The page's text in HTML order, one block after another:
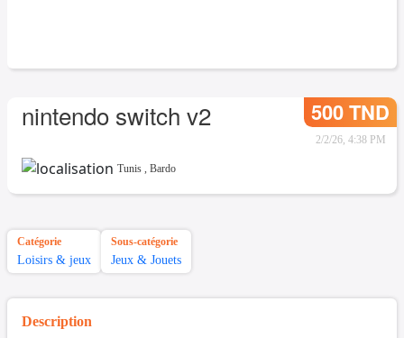
nintendo switch v2 500 TND
2/2/26, 4:38 PM
Tunis , Bardo
Catégorie
Loisirs & jeux
Sous-catégorie
Jeux & Jouets
Description